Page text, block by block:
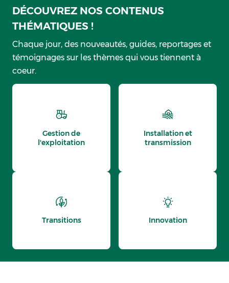
DÉCOUVREZ NOS CONTENUS
THÉMATIQUES !
Chaque jour, des nouveautés, guides, reportages et
témoignages sur les thèmes qui vous tiennent à
coeur.
Gestion de
l'exploitation
Installation et
transmission
Transitions Innovation